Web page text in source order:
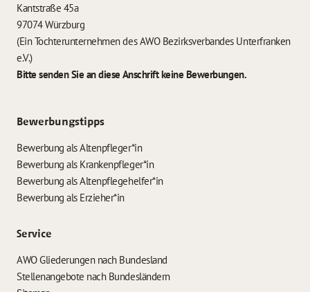
Kantstraße 45a
97074 Würzburg
(Ein Tochterunternehmen des AWO Bezirksverbandes Unterfranken
e.V.)
Bitte senden Sie an diese Anschrift keine Bewerbungen.
Bewerbungstipps
Bewerbung als Altenpfleger*in
Bewerbung als Krankenpfleger*in
Bewerbung als Altenpflegehelfer*in
Bewerbung als Erzieher*in
Service
AWO Gliederungen nach Bundesland
Stellenangebote nach Bundesländern